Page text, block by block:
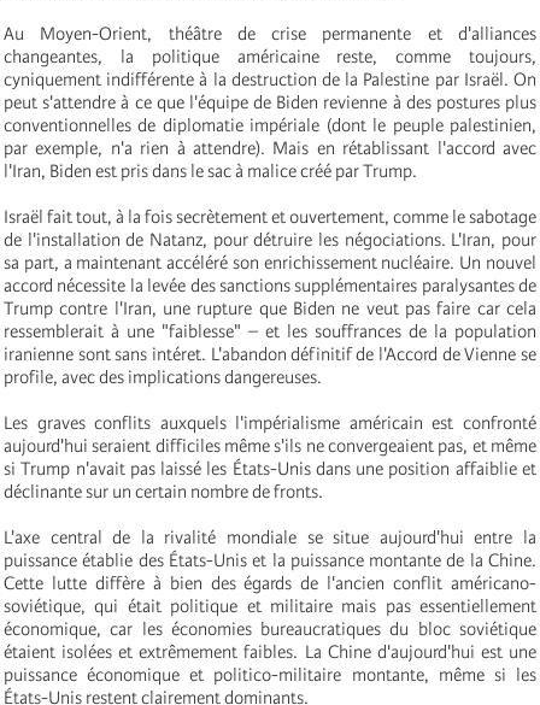
Au Moyen-Orient, théâtre de crise permanente et d'alliances
changeantes, la politique américaine reste, comme toujours,
cyniquement indifférente à la destruction de la Palestine par Israël. On
peut s'attendre à ce que l'équipe de Biden revienne à des postures plus
conventionnelles de diplomatie impériale (dont le peuple palestinien,
par exemple, n'a rien à attendre). Mais en rétablissant l'accord avec
l'Iran, Biden est pris dans le sac à malice créé par Trump.
Israël fait tout, à la fois secrètement et ouvertement, comme le sabotage
de l'installation de Natanz, pour détruire les négociations. L'Iran, pour
sa part, a maintenant accéléré son enrichissement nucléaire. Un nouvel
accord nécessite la levée des sanctions supplémentaires paralysantes de
Trump contre l'Iran, une rupture que Biden ne veut pas faire car cela
ressemblerait à une "faiblesse" – et les souffrances de la population
iranienne sont sans intéret. L'abandon définitif de l'Accord de Vienne se
profile, avec des implications dangereuses.
Les graves conflits auxquels l'impérialisme américain est confronté
aujourd'hui seraient difficiles même s'ils ne convergeaient pas, et même
si Trump n'avait pas laissé les États-Unis dans une position affaiblie et
déclinante sur un certain nombre de fronts.
L'axe central de la rivalité mondiale se situe aujourd'hui entre la
puissance établie des États-Unis et la puissance montante de la Chine.
Cette lutte diffère à bien des égards de l'ancien conflit américano-
soviétique, qui était politique et militaire mais pas essentiellement
économique, car les économies bureaucratiques du bloc soviétique
étaient isolées et extrêmement faibles. La Chine d'aujourd'hui est une
puissance économique et politico-militaire montante, même si les
États-Unis restent clairement dominants.